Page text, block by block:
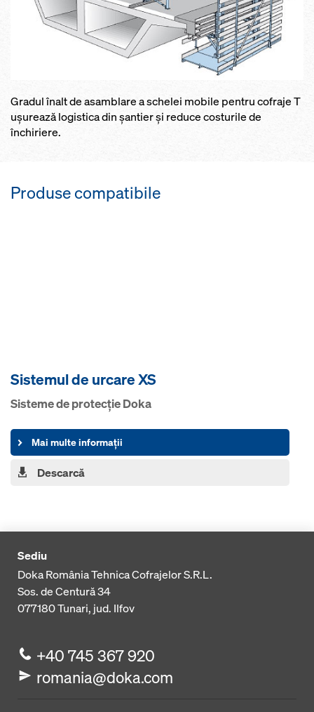
Gradul înalt de asamblare a schelei mobile pentru cofraje T
ușurează logistica din șantier şi reduce costurile de
închiriere.
Produse compatibile
Sistemul de urcare XS
Sisteme de protecţie Doka
Mai multe informații
Descarcă
Sediu
Doka România Tehnica Cofrajelor S.R.L.
Sos. de Centură 34
077180Tunari, jud. Ilfov
+40 745 367 920
romania@doka.com